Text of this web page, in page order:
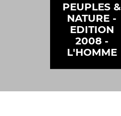
PEUPLES &
NATURE -
EDITION
2008 -
L'HOMME